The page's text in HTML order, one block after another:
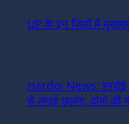
UP के इन जिलों में
Hardoi News: हरदोई
से लगाई छलांग, दोनों की